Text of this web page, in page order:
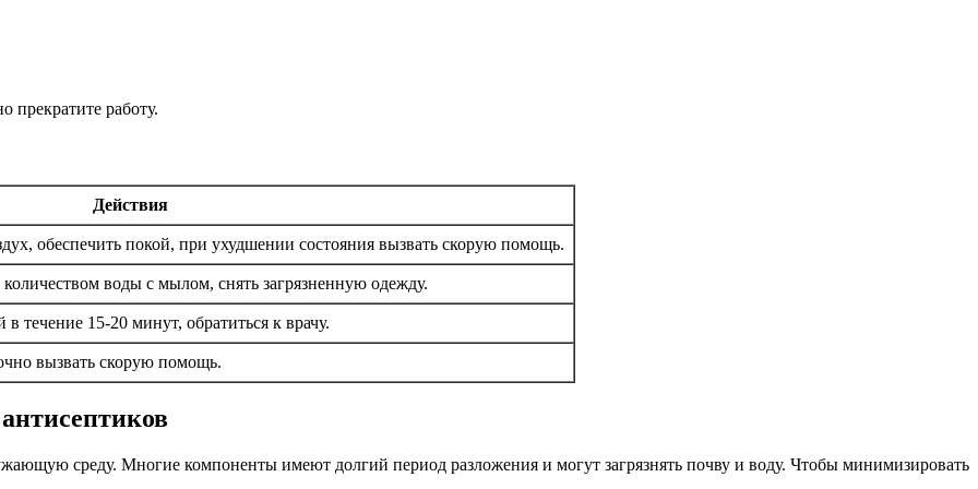
прекратите работу.
Действия
обеспечить покой, при ухудшении состояния вызвать скорую помощь.
воды с мылом, снять загрязненную одежду.
течение 15-20 минут, обратиться к врачу.
вызвать скорую помощь.
среду. Многие компоненты имеют долгий период разложения и могут загрязнять почву и воду. Чтобы минимизировать